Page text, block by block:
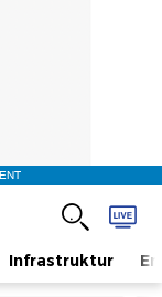
Infrastruktur